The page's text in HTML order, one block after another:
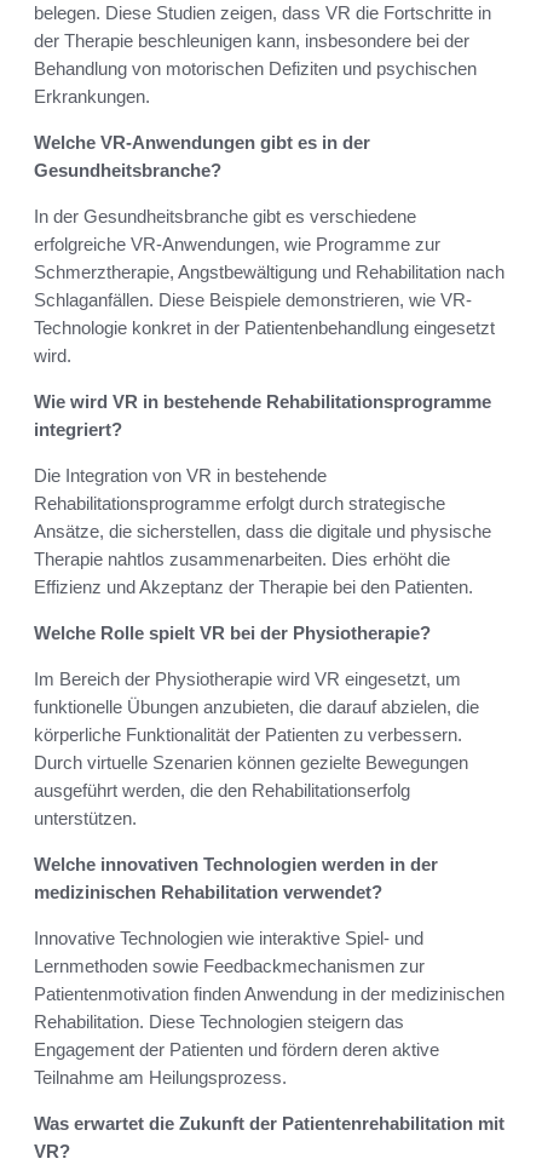
belegen. Diese Studien zeigen, dass VR die Fortschritte in
der Therapie beschleunigen kann, insbesondere bei der
Behandlung von motorischen Defiziten und psychischen
Erkrankungen.
Welche VR-Anwendungen gibt es in der
Gesundheitsbranche?
In der Gesundheitsbranche gibt es verschiedene
erfolgreiche VR-Anwendungen, wie Programme zur
Schmerztherapie, Angstbewältigung und Rehabilitation nach
Schlaganfällen. Diese Beispiele demonstrieren, wie VR-
Technologie konkret in der Patientenbehandlung eingesetzt
wird.
Wie wird VR in bestehende Rehabilitationsprogramme
integriert?
Die Integration von VR in bestehende
Rehabilitationsprogramme erfolgt durch strategische
Ansätze, die sicherstellen, dass die digitale und physische
Therapie nahtlos zusammenarbeiten. Dies erhöht die
Effizienz und Akzeptanz der Therapie bei den Patienten.
Welche Rolle spielt VR bei der Physiotherapie?
Im Bereich der Physiotherapie wird VR eingesetzt, um
funktionelle Übungen anzubieten, die darauf abzielen, die
körperliche Funktionalität der Patienten zu verbessern.
Durch virtuelle Szenarien können gezielte Bewegungen
ausgeführt werden, die den Rehabilitationserfolg
unterstützen.
Welche innovativen Technologien werden in der
medizinischen Rehabilitation verwendet?
Innovative Technologien wie interaktive Spiel- und
Lernmethoden sowie Feedbackmechanismen zur
Patientenmotivation finden Anwendung in der medizinischen
Rehabilitation. Diese Technologien steigern das
Engagement der Patienten und fördern deren aktive
Teilnahme am Heilungsprozess.
Was erwartet die Zukunft der Patientenrehabilitation mit
VR?